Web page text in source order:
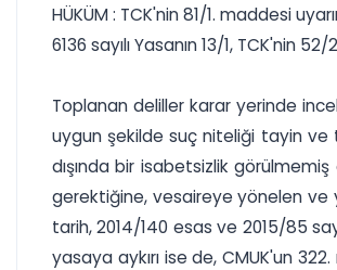
HÜKÜM : TCK'nin 81/1. maddesi
6136 sayılı Yasanın 13/1, TCK'nin
Toplanan deliller karar yerinde
uygun şekilde suç niteliği tayin ve
dışında bir isabetsizlik
gerektiğine, vesaireye yönelen ve
tarih, 2014/140 esas ve 2015/85
yasaya aykırı ise de, CMUK'un